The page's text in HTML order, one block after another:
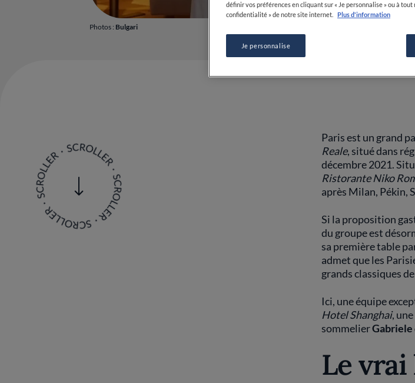
Photos : Bulgari
Paris est un grand
Reale, situé dans
décembre 2021.
Ristorante Niko
après Milan, Pékin,
Si la proposition
du groupe est
sa première table
admet que les
grands classiques
Ici, une équipe
Hotel Shanghai,
sommelierGabriele
Le vrai
définir vos préférences en cliquant sur « Je personnalise » ou à
confidentialité » de notre site internet.
Plus d'information
Je personnalise